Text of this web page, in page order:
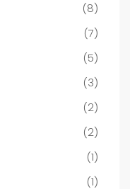
(8)
(7)
(5)
(3)
(2)
(2)
(1)
(1)